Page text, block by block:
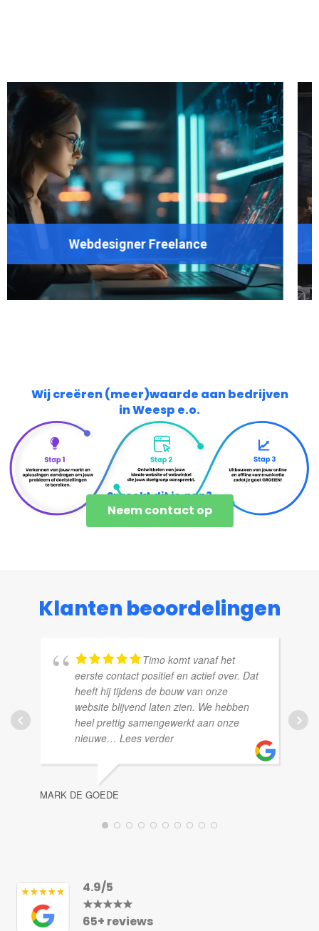
Freelance
Wij creëren (meer)waarde aan bedrijven
in Weesp e.o.
Spreekt dit je aan?
Neem contact op
Klanten beoordelingen
Timo komt vanaf het
eerste contact positief en actief over. Dat
heeft hij tijdens de bouw van onze
website blijvend laten zien. We hebben
heel prettig samengewerkt aan onze
nieuwe… Lees verder
MARK DE GOEDE
4.9/5
★★★★★
65+ reviews